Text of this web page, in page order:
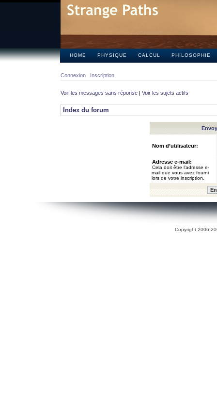
HOME PHYSIQUE CALCUL PHILOSOPHIE
Connexion Inscription
Voir les messages sans réponse | Voir les sujets actifs
Index du forum
Nom d’utilisateur:
Adresse e-mail:
Cela doit être l’adresse e-
mail que vous avez fourni
lors de votre inscription.
Copyright 2006-